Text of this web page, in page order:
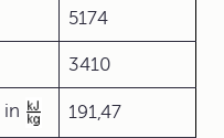
5174
3410
in 191,47